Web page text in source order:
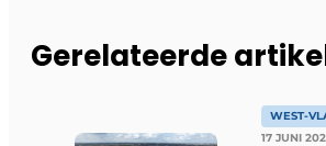
Gerelateerde
WEST-
17 JUNI